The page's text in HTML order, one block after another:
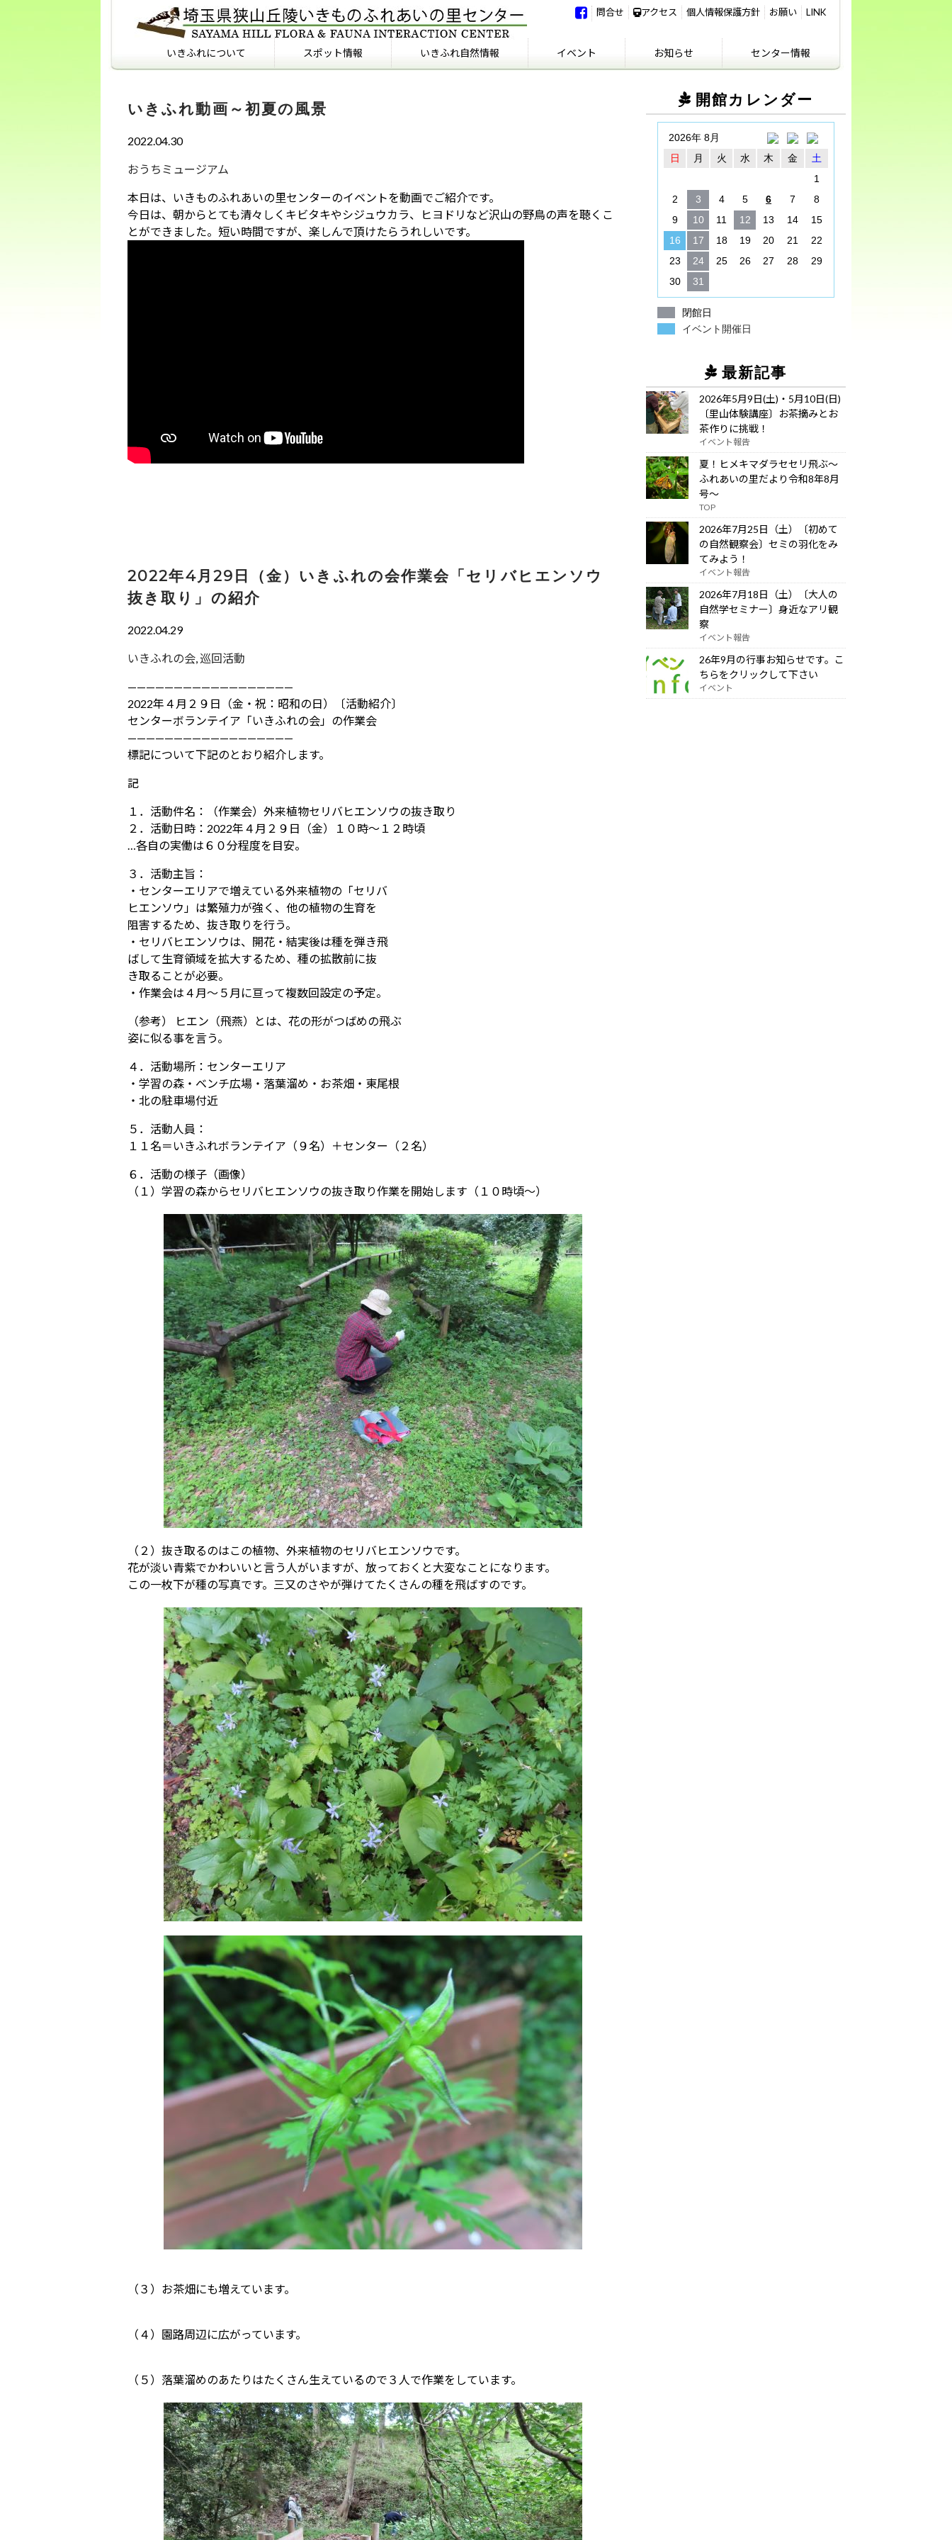
問合せ アクセス 個人情報保護方針 お願い LINK
いきふれについて
ていますか？
スポット情報 いきふれ自然情報 イベント お知らせ センター情報
いて
いきふれ動画～初夏の風景
2022.04.30
おうちミュージアム
本日は、いきものふれあいの里センターのイベントを動画でご紹介です。
今日は、朝からとても清々しくキビタキやシジュウカラ、ヒヨドリなど沢山の野鳥の声を聴くこ
とができました。短い時間ですが、楽しんで頂けたらうれしいです。
2022年4月29日（金）いきふれの会作業会「セリバヒエンソウ
抜き取り」の紹介
2022.04.29
いきふれの会 巡回活動
——————————————————
2022年４月２９日（金・祝：昭和の日）〔活動紹介〕
センターボランテイア「いきふれの会」の作業会
——————————————————
標記について下記のとおり紹介します。
記
１．活動件名：（作業会）外来植物セリバヒエンソウの抜き取り
２．活動日時：2022年４月２９日（金）１０時～１２時頃
…各自の実働は６０分程度を目安。
３．活動主旨：
・センターエリアで増えている外来植物の「セリバ
ヒエンソウ」は繁殖力が強く、他の植物の生育を
阻害するため、抜き取りを行う。
・セリバヒエンソウは、開花・結実後は種を弾き飛
ばして生育領域を拡大するため、種の拡散前に抜
き取ることが必要。
・作業会は４月～５月に亘って複数回設定の予定。
（参考） ヒエン（飛燕）とは、花の形がつばめの飛ぶ
姿に似る事を言う。
４．活動場所：センターエリア
・学習の森・ベンチ広場・落葉溜め・お茶畑・東尾根
・北の駐車場付近
５．活動人員：
１１名＝いきふれボランテイア（９名）＋センター（２名）
６．活動の様子（画像）
（１）学習の森からセリバヒエンソウの抜き取り作業を開始します（１０時頃～）
（２）抜き取るのはこの植物、外来植物のセリバヒエンソウです。
花が淡い青紫でかわいいと言う人がいますが、放っておくと大変なことになります。
この一枚下が種の写真です。三又のさやが弾けてたくさんの種を飛ばすのです。
（３）お茶畑にも増えています。
（４）園路周辺に広がっています。
（５）落葉溜めのあたりはたくさん生えているので３人で作業をしています。
開館カレンダー
2026年 8月
日
月 火 水 木 金
土
1
2
3 4 5 6 7
8
9
10 11 12 13 14
15
16
17 18 19 20 21
22
23
24 25 26 27 28
29
30
31
閉館日
イベント開催日
最新記事
2026年5月9日(土)・5月10日(日)
〔里山体験講座〕お茶摘みとお
茶作りに挑戦！
イベント報告
夏！ヒメキマダラセセリ飛ぶ～
ふれあいの里だより令和8年8月
号～
TOP
2026年7月25日（土）〔初めて
の自然観察会〕セミの羽化をみ
てみよう！
イベント報告
2026年7月18日（土）〔大人の
自然学セミナー〕身近なアリ観
察
イベント報告
26年9月の行事お知らせです。こ
ちらをクリックして下さい
イベント